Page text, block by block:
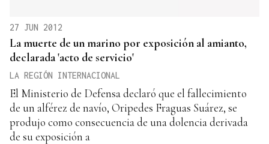
27 JUN 2012
La muerte de un marino por exposición al amianto,
declarada 'acto de servicio'
LA REGIÓN INTERNACIONAL
El Ministerio de Defensa declaró que el fallecimiento
de un alférez de navío, Oripedes Fraguas Suárez, se
produjo como consecuencia de una dolencia derivada
de su exposición a